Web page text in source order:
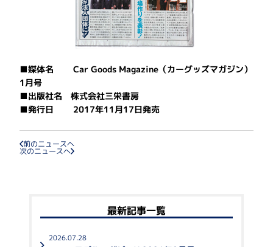
■媒体名 Car Goods Magazine（カーグッズマガジン）
1月号
■出版社名 株式会社三栄書房
■発行日 2017年11月17日発売
前のニュースへ
次のニュースへ
最新記事一覧
2026.07.28